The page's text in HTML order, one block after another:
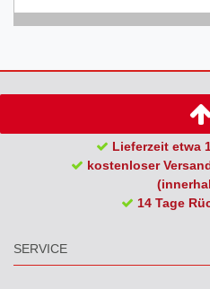
Lieferzeit etwa
kostenloser
14 Tage
SERVICE